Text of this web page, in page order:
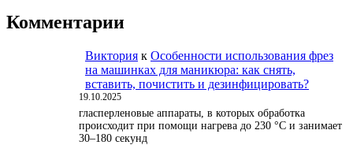
Комментарии
Виктория к Особенности использования фрез
на машинках для маникюра: как снять,
вставить, почистить и дезинфицировать?
19.10.2025
гласперленовые аппараты, в которых обработка
происходит при помощи нагрева до 230 °С и занимает
30–180 секунд